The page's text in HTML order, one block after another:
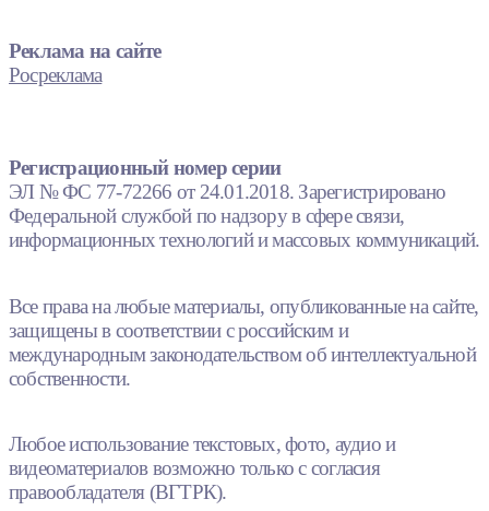
Реклама на сайте
Росреклама
Регистрационный номер серии
ЭЛ № ФС 77-72266 от 24.01.2018. Зарегистрировано
Федеральной службой по надзору в сфере связи,
информационных технологий и массовых коммуникаций.
Все права на любые материалы, опубликованные на сайте,
защищены в соответствии с российским и
международным законодательством об интеллектуальной
собственности.
Любое использование текстовых, фото, аудио и
видеоматериалов возможно только с согласия
правообладателя (ВГТРК).